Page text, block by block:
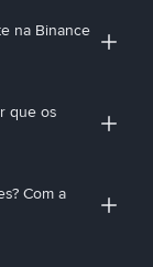
na Binance
que os
Com a